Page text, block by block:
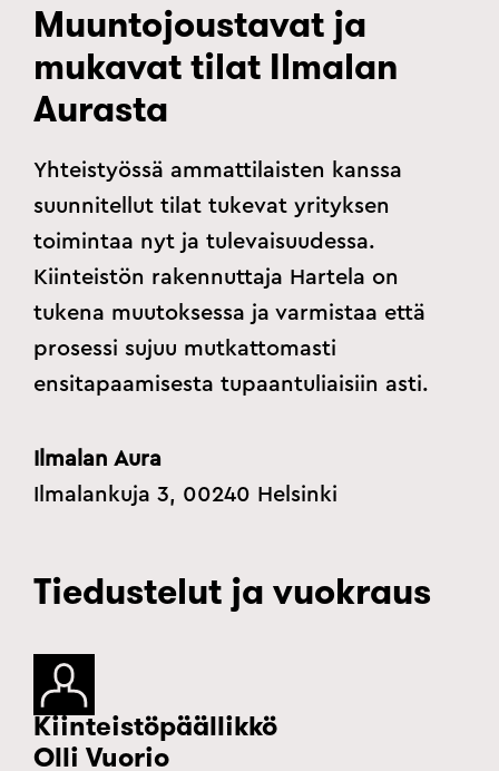
Muuntojoustavat ja
mukavat tilat Ilmalan
Aurasta
Yhteistyössä ammattilaisten kanssa
suunnitellut tilat tukevat yrityksen
toimintaa nyt ja tulevaisuudessa.
Kiinteistön rakennuttaja Hartela on
tukena muutoksessa ja varmistaa että
prosessi sujuu mutkattomasti
ensitapaamisesta tupaantuliaisiin asti.
Ilmalan Aura
Ilmalankuja 3, 00240 Helsinki
Tiedustelut ja vuokraus
Kiinteistöpäällikkö
Olli Vuorio